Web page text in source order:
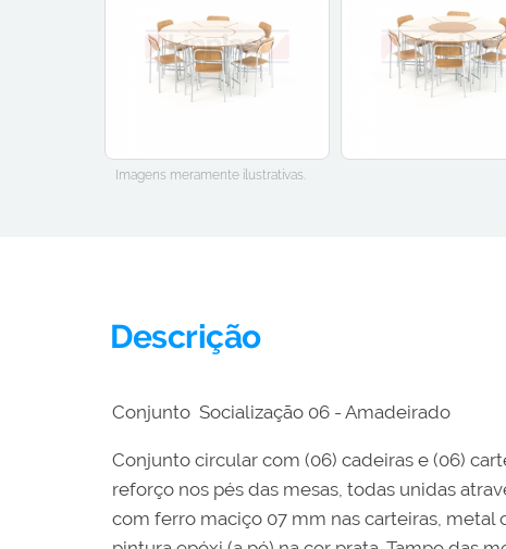
Imagens meramente ilustrativas.
Descrição
Conjunto Socialização 06 - Amadeirado
Conjunto circular com (06) cadeiras e (06)
reforço nos pés das mesas, todas unidas
com ferro maciço 07 mm nas carteiras,